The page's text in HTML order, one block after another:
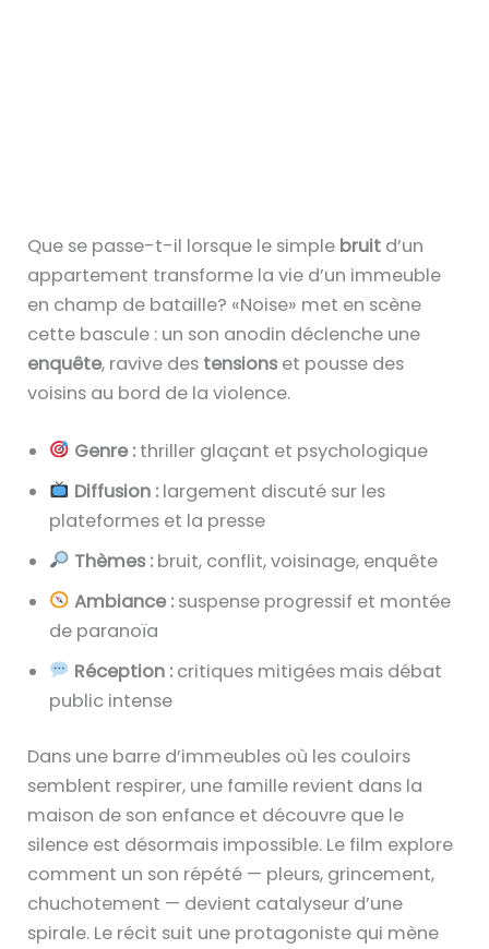
Que se passe-t-il lorsque le simple bruit d’un
appartement transforme la vie d’un immeuble
en champ de bataille? «Noise» met en scène
cette bascule : un son anodin déclenche une
enquête, ravive des tensions et pousse des
voisins au bord de la violence.
Genre :thriller glaçant et psychologique
Diffusion :largement discuté sur les
plateformes et la presse
Thèmes :bruit, conflit, voisinage, enquête
Ambiance :suspense progressif et montée
de paranoïa
Réception :critiques mitigées mais débat
public intense
Dans une barre d’immeubles où les couloirs
semblent respirer, une famille revient dans la
maison de son enfance et découvre que le
silence est désormais impossible. Le film explore
comment un son répété — pleurs, grincement,
chuchotement — devient catalyseur d’une
spirale. Le récit suit une protagoniste qui mène